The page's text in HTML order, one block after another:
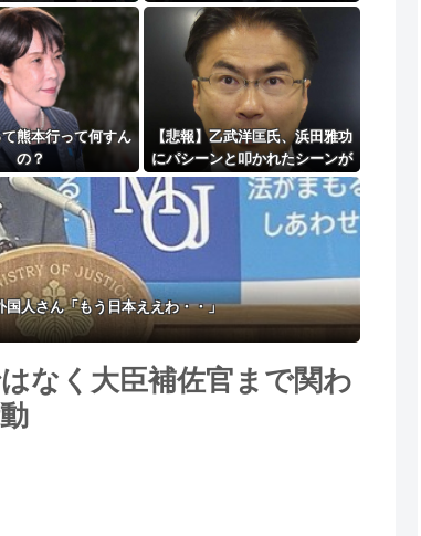
！！
Powered by livedoor 相互RSS
円超えの急騰！マ
認める衝撃オファ
の可能性
ｗｗｗｗ
熊本行って何すん
の？
【悲報】乙武洋匡氏、浜田雅功
にパシーンと叩かれたシーンが
オンエアされず「障害者相手だ
と放送されなくなる。俺、逆差
別だと思って」
人さん「もう日本ええわ・・」
なく大臣補佐官まで関わ